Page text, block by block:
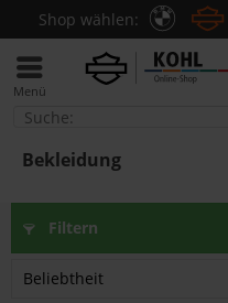
Shop wählen:
Menü
Bekleidung
Bekleidung
Filtern